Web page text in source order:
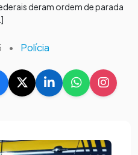
deram ordem de parada
• Polícia